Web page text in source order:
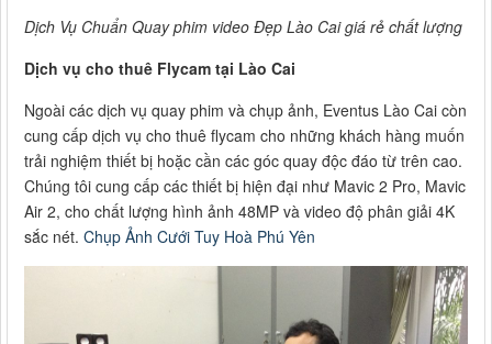
Dịch Vụ Chuẩn Quay phim video Đẹp Lào Cai giá rẻ chất lượng
Dịch vụ cho thuê Flycam tại Lào Cai
Ngoài các dịch vụ quay phim và chụp ảnh, Eventus Lào Cai còn
cung cấp dịch vụ cho thuê flycam cho những khách hàng muốn
trải nghiệm thiết bị hoặc cần các góc quay độc đáo từ trên cao.
Chúng tôi cung cấp các thiết bị hiện đại như Mavic 2 Pro, Mavic
Air 2, cho chất lượng hình ảnh 48MP và video độ phân giải 4K
sắc nét. Chụp Ảnh Cưới Tuy Hoà Phú Yên